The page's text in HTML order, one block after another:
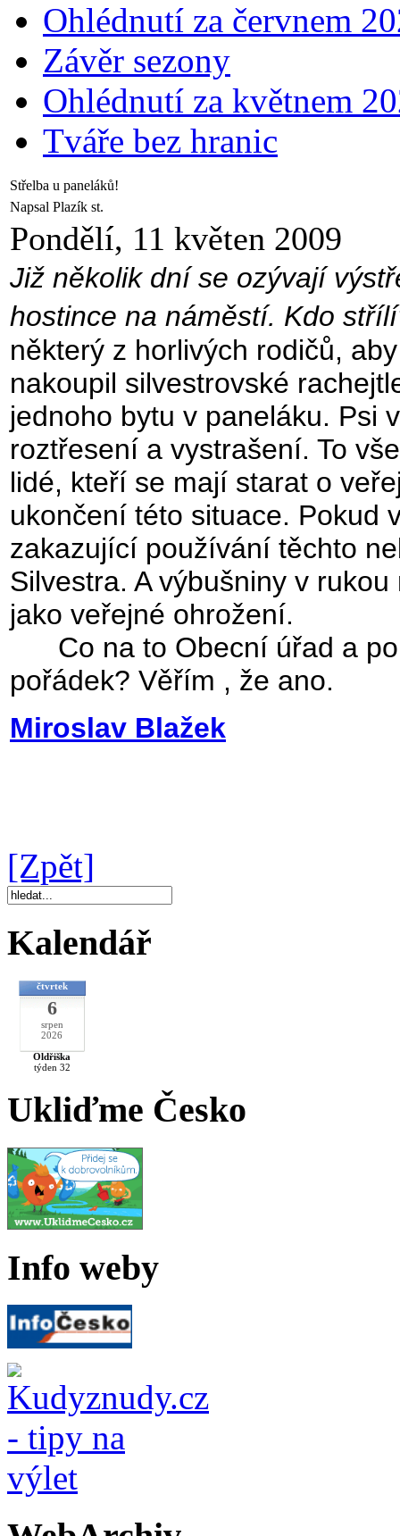
Ohlédnutí za červnem
Závěr sezony
Ohlédnutí za květnem
Tváře bez hranic
Střelba u paneláků!
Napsal Plazík st.
Pondělí, 11 květen 2009
Již několik dní se ozývají
hostince na náměstí. Kdo
některý z horlivých rodičů,
nakoupil silvestrovské
jednoho bytu v paneláku. Psi
roztřesení a vystrašení. To
lidé, kteří se mají starat o
ukončení této situace. Pokud
zakazující používání těchto
Silvestra. A výbušniny v
jako veřejné ohrožení.
Co na to Obecní úřad a
pořádek? Věřím , že ano.
Miroslav Blažek
[Zpět]
Kalendář
čtvrtek
6
srpen
2026
Oldřiška
týden 32
Ukliďme Česko
Info weby